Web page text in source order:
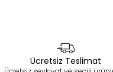
Ücretsiz Teslimat